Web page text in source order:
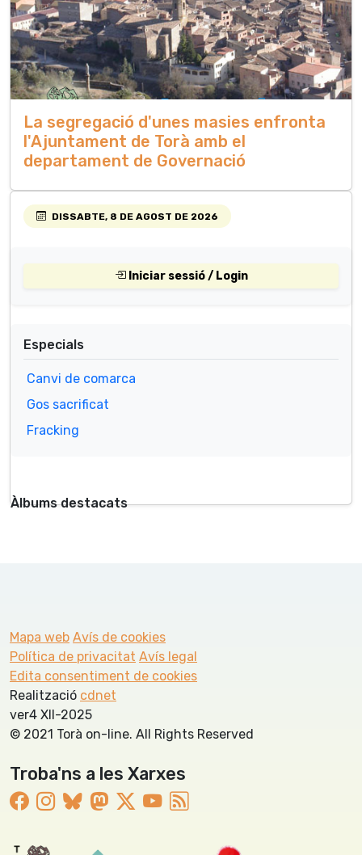
La segregació d'unes masies enfronta
l'Ajuntament de Torà amb el
departament de Governació
DISSABTE, 8 DE AGOST DE 2026
Iniciar sessió / Login
Especials
Canvi de comarca
Gos sacrificat
Fracking
Àlbums destacats
Mapa web Avís de cookies
Política de privacitat Avís legal
Edita consentiment de cookies
Realització cdnet
ver4 XII-2025
© 2021 Torà on-line. All Rights Reserved
Troba'ns a les Xarxes